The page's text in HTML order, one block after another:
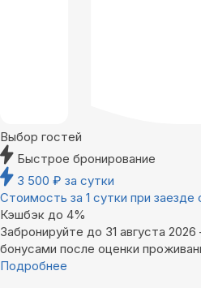
Выбор гостей
Быстрое бронирование
3 500 ₽ за сутки
Стоимость за 1 сутки при заезде
Кэшбэк до 4%
Забронируйте до 31 августа
бонусами после оценки
Подробнее